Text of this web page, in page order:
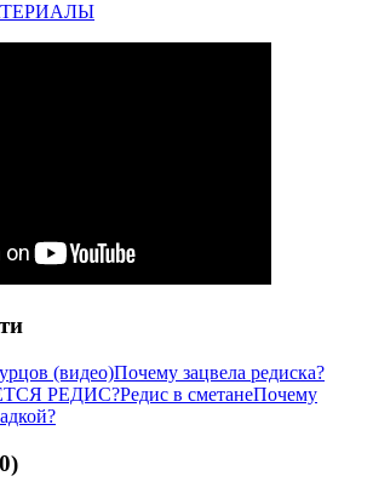
(видео)Почему зацвела редиска?
РЕДИС?Редис в сметанеПочему